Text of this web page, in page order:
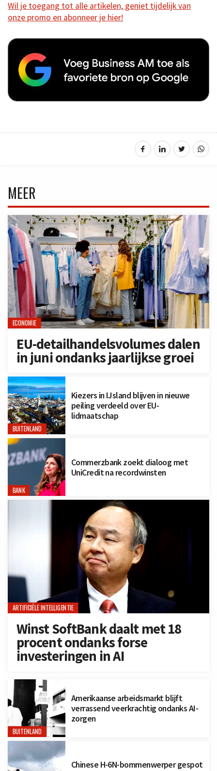
Wil je toegang tot alle artikelen, geniet tijdelijk van
onze promo en abonneer je hier!
MEER
ECONOMIE
EU-detailhandelsvolumes dalen
in juni ondanks jaarlijkse groei
BUITENLAND
Kiezers in IJsland blijven in nieuwe
peiling verdeeld over EU-
lidmaatschap
BANK
Commerzbank zoekt dialoog met
UniCredit na recordwinsten
ARTIFICIËLE INTELLIGENTIE
Winst SoftBank daalt met 18
procent ondanks forse
investeringen in AI
BUITENLAND
Amerikaanse arbeidsmarkt blijft
verrassend veerkrachtig ondanks AI-
zorgen
Chinese H-6N-bommenwerper gespot